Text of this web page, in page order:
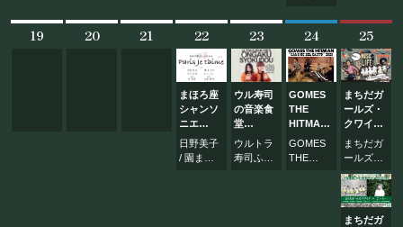
〜Spring
/ 外崎銀
19 20 21 22
まほろ座
シャンソ
ニエ
~Paris ♪
Je
t’aime~
日野美子
/ 園まな
23
ウル寿司
の音楽食
堂
「翼&Jぺ
い はぴ
ば〜5月
ウルトラ
寿司ふぁ
24
GOMES
THE
HITMAN
LIVE2025
“Band
MACHIDA”
GOMES
THE
25
まちだガ
ールズ・
クワイア
presents
「ミュー
イフは続
く」
まちだガ
ールズ・
クワイア
/ 佐藤泉
まちだガ